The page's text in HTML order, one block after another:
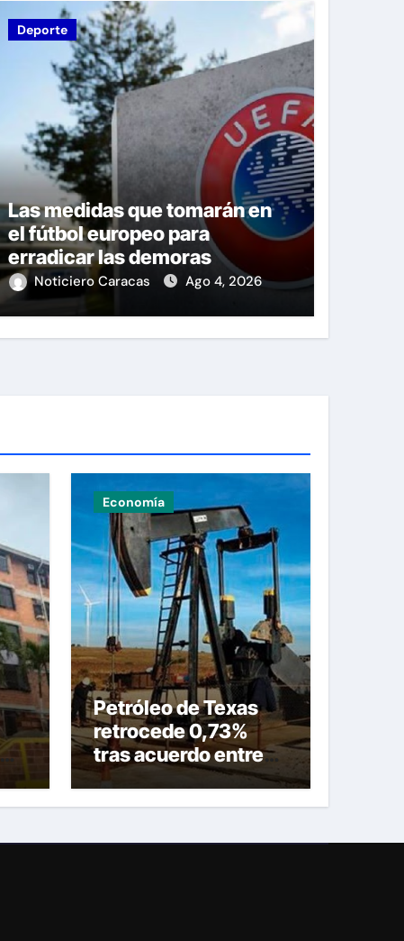
Deporte
Las medidas que tomarán en
el fútbol europeo para
erradicar las demoras
Noticiero Caracas Ago 4, 2026
Economía
Petróleo de Texas
retrocede 0,73%
tras acuerdo entre
Irán y Omán sobre
una nueva ruta en